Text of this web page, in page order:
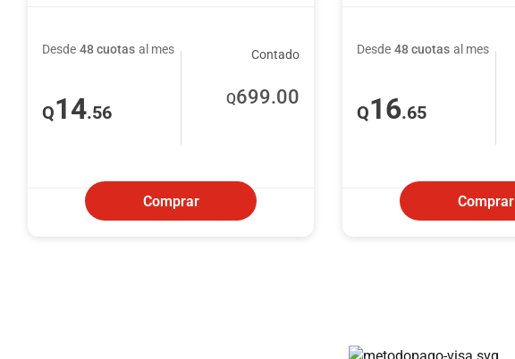
Desde 48 cuotas al mes
Q14.56
Contado
Q699.00
Comprar
Desde 48 cuotas al mes
Q16.65
Comprar